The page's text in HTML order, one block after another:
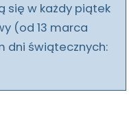
się w każdy piątek
(od 13 marca
dni świątecznych: